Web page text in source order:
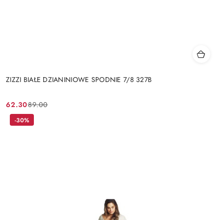
ZIZZI BIAŁE DZIANINIOWE SPODNIE 7/8 327B
Cena
promocyjna:
62.30
Cena
przed
89.00
-30%